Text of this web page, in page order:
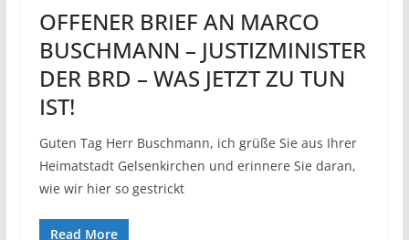
OFFENER BRIEF AN MARCO
BUSCHMANN – JUSTIZMINISTER
DER BRD – WAS JETZT ZU TUN
IST!
Guten Tag Herr Buschmann, ich grüße Sie aus Ihrer
Heimatstadt Gelsenkirchen und erinnere Sie daran,
wie wir hier so gestrickt
Read More